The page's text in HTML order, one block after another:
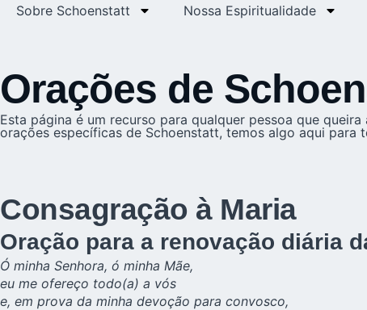
Sobre Schoenstatt Nossa Espiritualidade
Orações de
Esta página é um recurso para qualquer pessoa que
orações específicas de Schoenstatt, temos algo aqui para
Consagração à Maria
Oração para a renovação diária
Ó minha Senhora, ó minha Mãe,
eu me ofereço todo(a) a vós
e, em prova da minha devoção para convosco,